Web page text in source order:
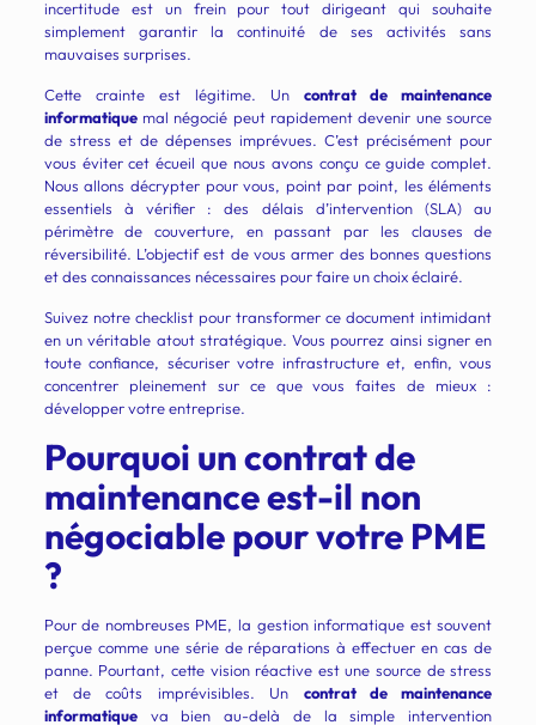
incertitude est un frein pour tout dirigeant qui souhaite
simplement garantir la continuité de ses activités sans
mauvaises surprises.
Cette crainte est légitime. Uncontrat de maintenance
informatiquemal négocié peut rapidement devenir une source
de stress et de dépenses imprévues. C’est précisément pour
vous éviter cet écueil que nous avons conçu ce guide complet.
Nous allons décrypter pour vous, point par point, les éléments
essentiels à vérifier : des délais d’intervention (SLA) au
périmètre de couverture, en passant par les clauses de
réversibilité. L’objectif est de vous armer des bonnes questions
et des connaissances nécessaires pour faire un choix éclairé.
Suivez notre checklist pour transformer ce document intimidant
en un véritable atout stratégique. Vous pourrez ainsi signer en
toute confiance, sécuriser votre infrastructure et, enfin, vous
concentrer pleinement sur ce que vous faites de mieux :
développer votre entreprise.
Pourquoi un contrat de
maintenance est-il non
négociable pour votre PME
?
Pour de nombreuses PME, la gestion informatique est souvent
perçue comme une série de réparations à effectuer en cas de
panne. Pourtant, cette vision réactive est une source de stress
et de coûts imprévisibles. Un contrat de maintenance
informatiqueva bien au-delà de la simple intervention